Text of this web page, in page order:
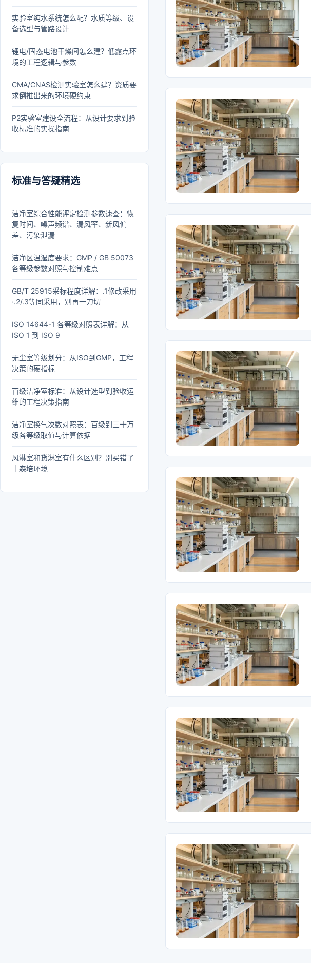
实验室纯水系统怎么配？水质等级、设
备选型与管路设计
锂电/固态电池干燥间怎么建？低露点环
境的工程逻辑与参数
CMA/CNAS检测实验室怎么建？资质要
求倒推出来的环境硬约束
P2实验室建设全流程：从设计要求到验
收标准的实操指南
标准与答疑精选
洁净室综合性能评定检测参数速查：恢
复时间、噪声频谱、漏风率、新风偏
差、污染泄漏
洁净区温湿度要求：GMP / GB 50073
各等级参数对照与控制难点
GB/T 25915采标程度详解：.1修改采用
·.2/.3等同采用，别再一刀切
ISO 14644-1 各等级对照表详解：从
ISO 1 到 ISO 9
无尘室等级划分：从ISO到GMP，工程
决策的硬指标
百级洁净室标准：从设计选型到验收运
维的工程决策指南
洁净室换气次数对照表：百级到三十万
级各等级取值与计算依据
风淋室和货淋室有什么区别？别买错了
｜森培环境